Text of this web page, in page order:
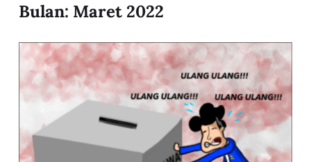
Bulan: Maret 2022